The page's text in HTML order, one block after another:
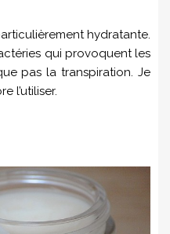
hydratante.
qui provoquent les
pas la transpiration. Je
l’utiliser.